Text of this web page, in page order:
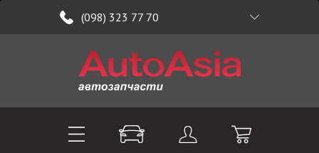
(098) 323 77 70